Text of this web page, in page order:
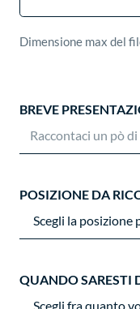
Dimensione max del
BREVE
POSIZIONE DA
QUANDO SARESTI